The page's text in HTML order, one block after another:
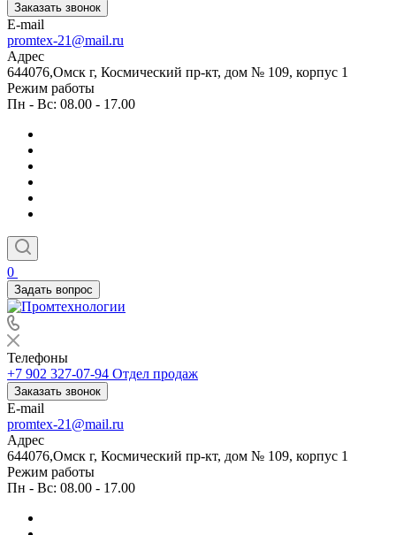
Заказать звонок
E-mail
promtex-21@mail.ru
Адрес
644076,Омск г, Космический пр-кт, дом № 109, корпус 1
Режим работы
Пн - Вс: 08.00 - 17.00
0
Задать вопрос
Телефоны
+7 902 327-07-94 Отдел продаж
Заказать звонок
E-mail
promtex-21@mail.ru
Адрес
644076,Омск г, Космический пр-кт, дом № 109, корпус 1
Режим работы
Пн - Вс: 08.00 - 17.00